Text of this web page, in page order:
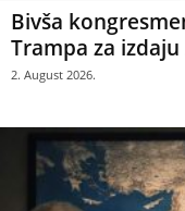
Bivša
Trampa za
2. August 2026.